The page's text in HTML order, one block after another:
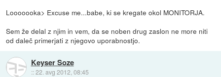
Looooooka> Excuse me...babe, ki se kregate okol MONITORJA.
Sem že delal z njim in vem, da se noben drug zaslon ne more niti
od daleč primerjati z njegovo uporabnostjo.
Keyser Soze
::22. avg 2012, 08:45